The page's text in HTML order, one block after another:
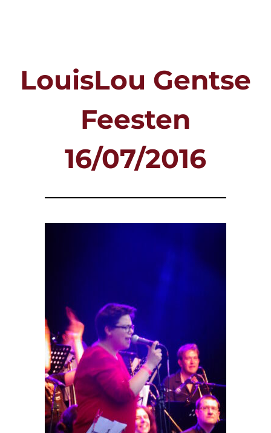
LouisLou Gentse
Feesten
16/07/2016